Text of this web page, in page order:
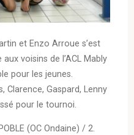
et Enzo Arroue s’est
voisins de l’ACL Mably
pour les jeunes.
Clarence, Gaspard, Lenny
pour le tournoi.
(OC Ondaine) / 2.